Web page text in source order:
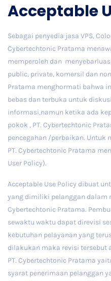
Acceptable
Sebagai penyedia jasa VPS,
Cybertechtonic Pratama
memperoleh dan
public, private, komersil dan
Pratama menghormati bahwa
bebas dan terbuka untuk
informasi,namun ketika ada
pokok , PT. Cybertechtonic
pencegahan /perbaikan. Untuk
PT. Cybertechtonic Pratama
User Policy).
Acceptable Use Policy dibuat
yang dimiliki pelanggan dalam
Cybertechtonic Pratama.
sewaktu waktu dapat direvisi
kebutuhan pelayanan yang
dilakukan maka revisi tersebut
PT. Cybertechtonic Pratama
syarat penerimaan pelanggan